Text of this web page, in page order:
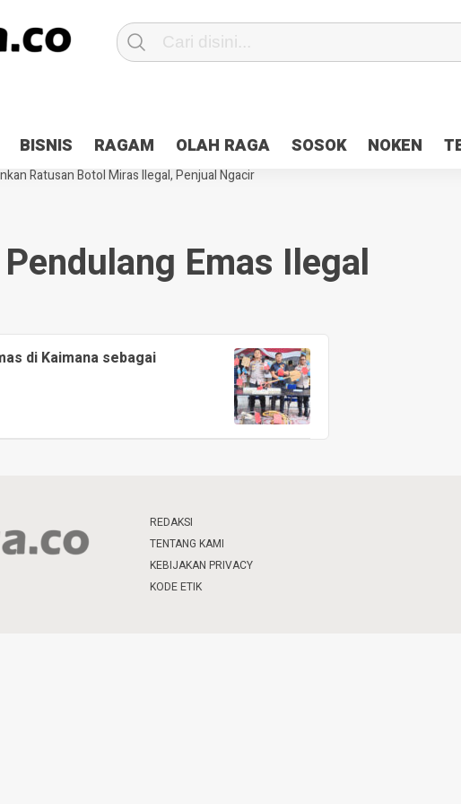
BISNIS RAGAM OLAH RAGA SOSOK NOKEN
2×24 jam di Kota Jayapura
Pesan Sejuk Polri di Deklarasi Pemilu Ceria
Terbakar
Hibah Pilkada Jayapura Cair 10 Persen, Deposit Kas Daerah Rp23
Ratusan Botol Miras Ilegal, Penjual Ngacir
Pendulang Emas Ilegal
di Kaimana sebagai
REDAKSI
TENTANG KAMI
KEBIJAKAN PRIVACY
KODE ETIK